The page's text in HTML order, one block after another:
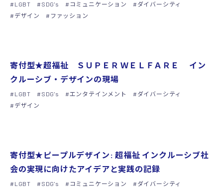
LGBT SDG's コミュニケーション
ダイバーシティ
デザイン
ファッション
寄付型★超福祉 ＳＵＰＥＲ ＷＥＬＦＡＲＥ イン
クルーシブ・デザインの現場
LGBT SDG's エンタテインメント
ダイバーシティ
デザイン
寄付型★ピープルデザイン: 超福祉 インクルーシブ社
会の実現に向けたアイデアと実践の記録
LGBT SDG's コミュニケーション
ダイバーシティ